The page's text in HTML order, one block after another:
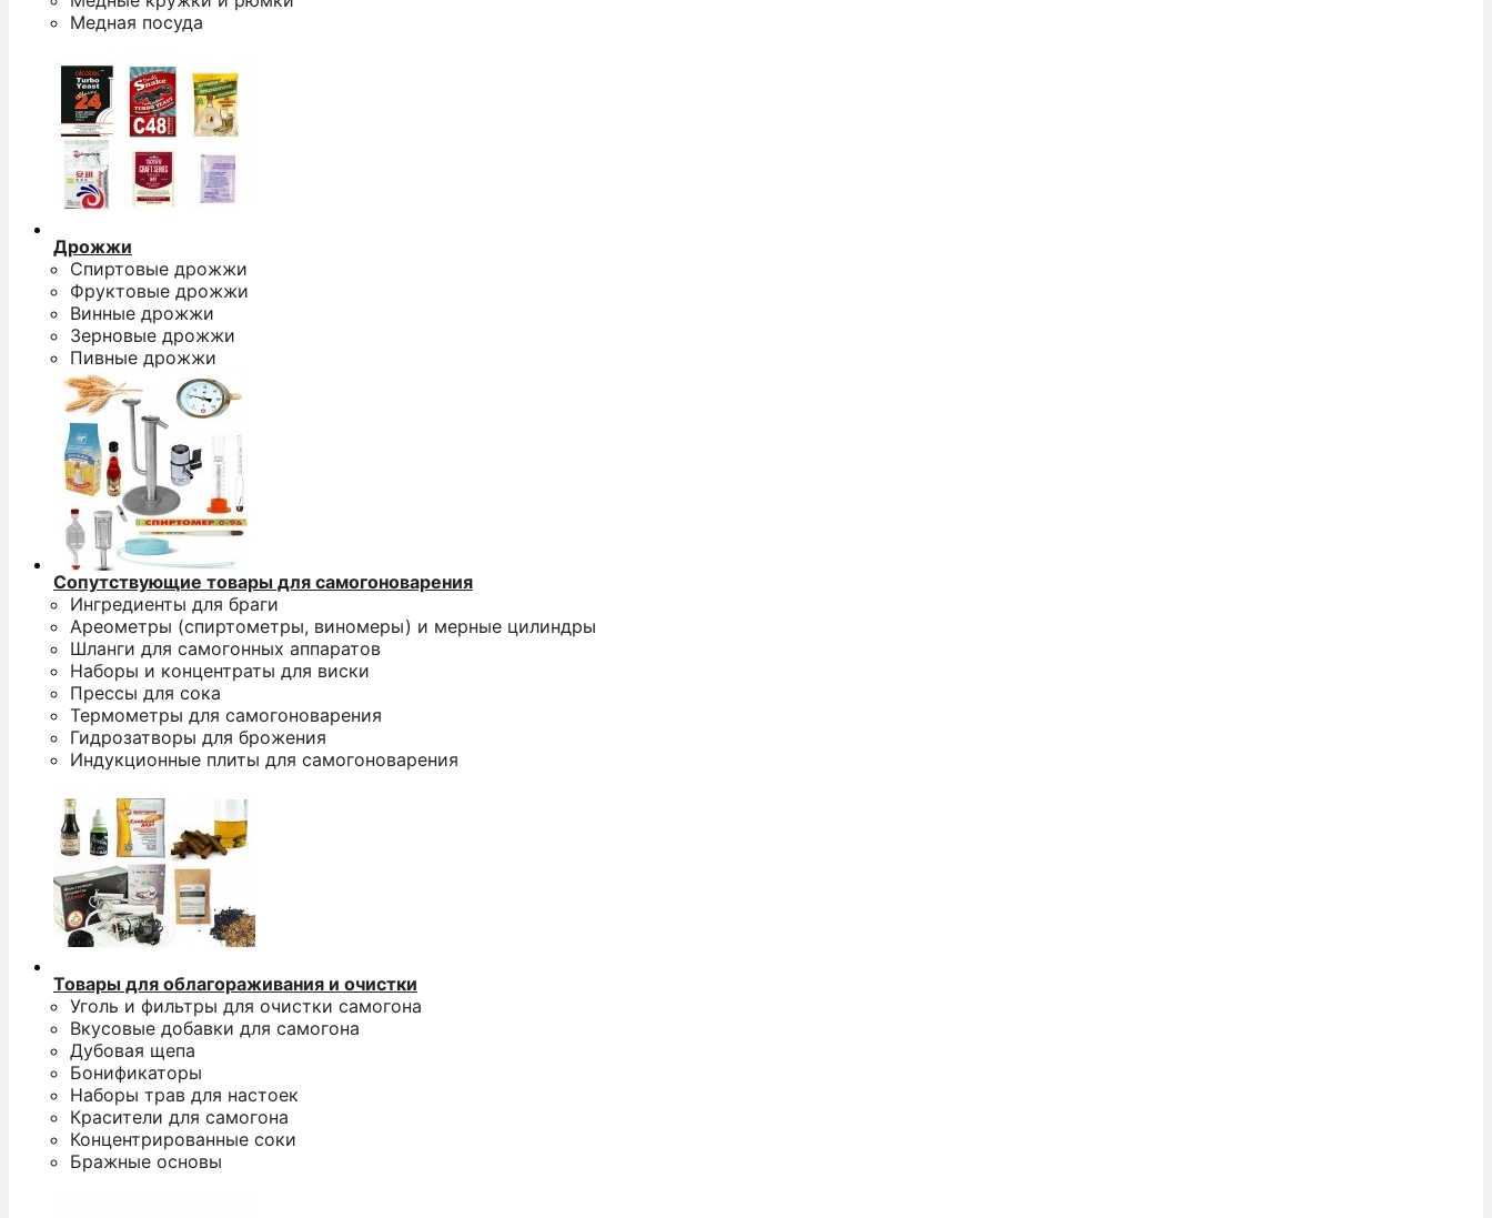
Медная посуда
Дрожжи
Спиртовые дрожжи
Фруктовые дрожжи
Винные дрожжи
Зерновые дрожжи
Пивные дрожжи
Сопутствующие товары для самогоноварения
Ингредиенты для браги
Ареометры (спиртометры, виномеры) и мерные цилиндры
Шланги для самогонных аппаратов
Наборы и концентраты для виски
Прессы для сока
Термометры для самогоноварения
Гидрозатворы для брожения
Индукционные плиты для самогоноварения
Товары для облагораживания и очистки
Уголь и фильтры для очистки самогона
Вкусовые добавки для самогона
Дубовая щепа
Бонификаторы
Наборы трав для настоек
Красители для самогона
Концентрированные соки
Бражные основы